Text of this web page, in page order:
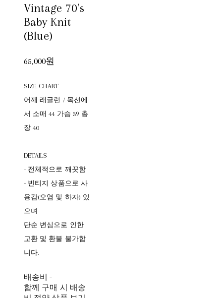
Vintage 70's
Baby Knit
(Blue)
65,000원
SIZE CHART
어깨 래글런 / 목선에
서 소매 44 가슴 39 총
장 40
DETAILS
- 전체적으로 깨끗함
- 빈티지 상품으로 사
용감(오염 및 하자) 있
으며
단순 변심으로 인한
교환 및 환불 불가합
니다.
배송비-
함께 구매 시 배송